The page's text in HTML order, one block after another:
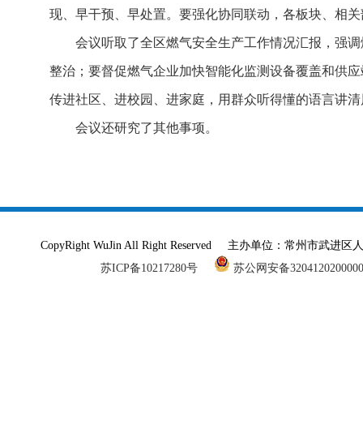
现、早干预、早处置。要强化协同联动，各板块、相
会议听取了全区燃气安全生产工作情况汇报，强
整治；要督促燃气企业加快智能化监测设备覆盖和供
传进社区、进校园、进家庭，用群众听得懂的语言讲
会议还研究了其他事项。
CopyRight WuJin All Right Reserved 主办单位：常州市武进
苏ICP备10217280号
苏公网安备